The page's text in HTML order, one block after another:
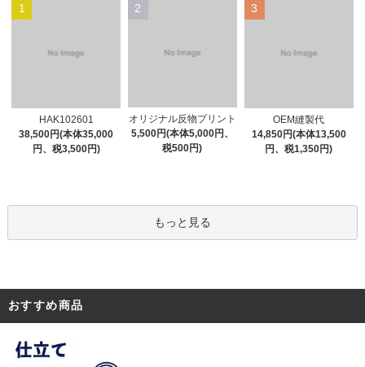
1
HAK102601
38,500円(本体35,000
円、税3,500円)
2
オリジナル反物プリント
5,500円(本体5,000円、
税500円)
3
OEM縫製代
14,850円(本体13,500
円、税1,350円)
もっと見る
おすすめ商品